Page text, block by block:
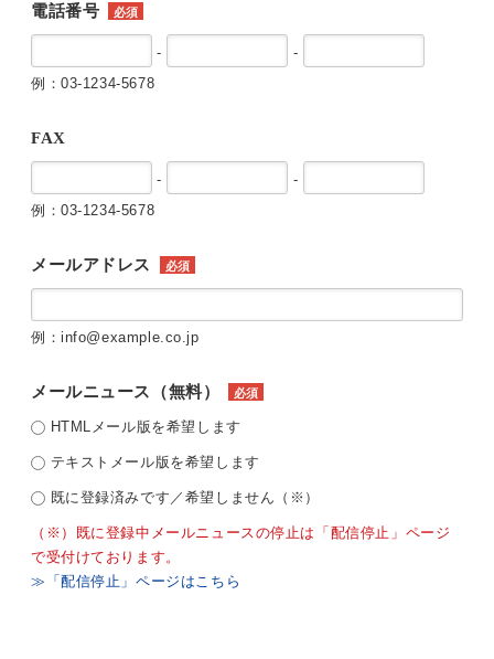
電話番号 必須
-
-
例：03-1234-5678
FAX
-
-
例：03-1234-5678
メールアドレス 必須
例：info@example.co.jp
メールニュース（無料） 必須
HTMLメール版を希望します
テキストメール版を希望します
既に登録済みです／希望しません（※）
（※）既に登録中メールニュースの停止は「配信停止」ページ
で受付けております。
≫「配信停止」ページはこちら